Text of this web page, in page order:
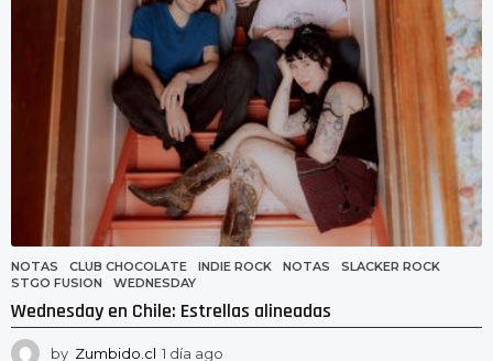
NOTAS CLUB CHOCOLATE ,INDIE ROCK ,NOTAS ,SLACKER ROCK
STGO FUSION
,WEDNESDAY
Wednesday en Chile: Estrellas alineadas
by Zumbido.cl 1 día ago